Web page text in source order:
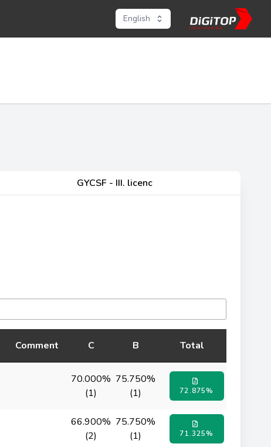
English
GYCSF - III. licenc
Comment C B Total
70.000%
(1)
75.750%
(1)
72.875%
66.900%
(2)
75.750%
(1)
71.325%